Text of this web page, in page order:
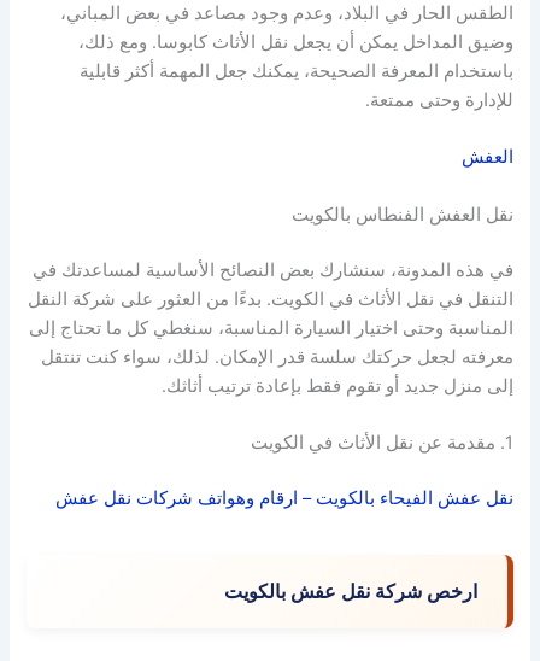
الطقس الحار في البلاد، وعدم وجود مصاعد في بعض المباني،
وضيق المداخل يمكن أن يجعل نقل الأثاث كابوسا. ومع ذلك،
باستخدام المعرفة الصحيحة، يمكنك جعل المهمة أكثر قابلية
للإدارة وحتى ممتعة.
العفش
نقل العفش الفنطاس بالكويت
في هذه المدونة، سنشارك بعض النصائح الأساسية لمساعدتك في
التنقل في نقل الأثاث في الكويت. بدءًا من العثور على شركة النقل
المناسبة وحتى اختيار السيارة المناسبة، سنغطي كل ما تحتاج إلى
معرفته لجعل حركتك سلسة قدر الإمكان. لذلك، سواء كنت تنتقل
إلى منزل جديد أو تقوم فقط بإعادة ترتيب أثاثك.
1. مقدمة عن نقل الأثاث في الكويت
نقل عفش الفيحاء بالكويت – ارقام وهواتف شركات نقل عفش
ارخص شركة نقل عفش بالكويت